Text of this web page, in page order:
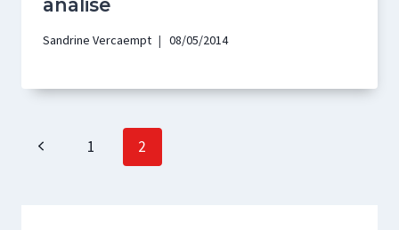
análise
Sandrine Vercaempt 08/05/2014
Page
Previous1 2